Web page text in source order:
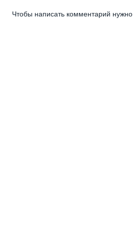
Чтобы написать комментарий нужно